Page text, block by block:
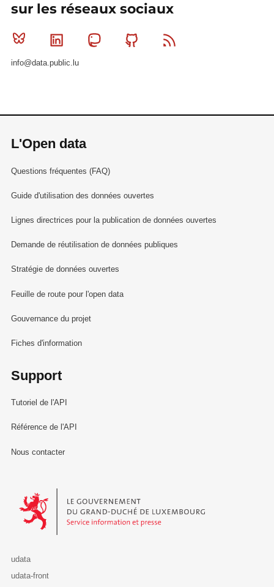
sur les réseaux sociaux
Bluesky Linkedin MastodonGithub
info@data.public.lu
L'Open data
Questions fréquentes (FAQ)
Guide d'utilisation des données ouvertes
Lignes directrices pour la publication de données ouvertes
Demande de réutilisation de données publiques
Stratégie de données ouvertes
Feuille de route pour l'open data
Gouvernance du projet
Fiches d'information
Support
Tutoriel de l'API
Référence de l'API
Nous contacter
Le Gouvernement du Grand-Duché de Luxembourg - Service
udata
udata-front